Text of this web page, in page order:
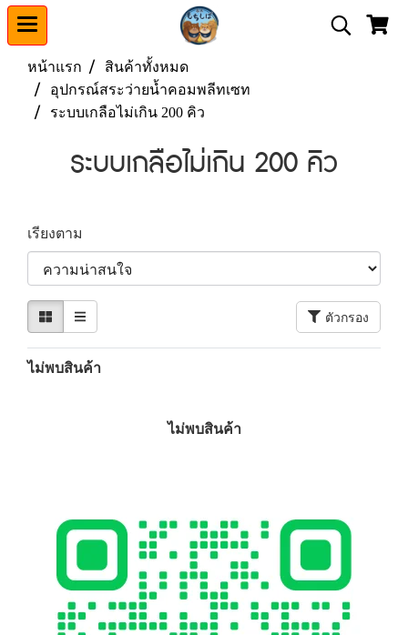
หน้าแรก
สินค้าทั้งหมด
อุปกรณ์สระว่ายน้ำคอมพลีทเซท
ระบบเกลือไม่เกิน 200 คิว
ระบบเกลือไม่เกิน 200 คิว
เรียงตาม
ตัวกรอง
ไม่พบสินค้า
ไม่พบสินค้า